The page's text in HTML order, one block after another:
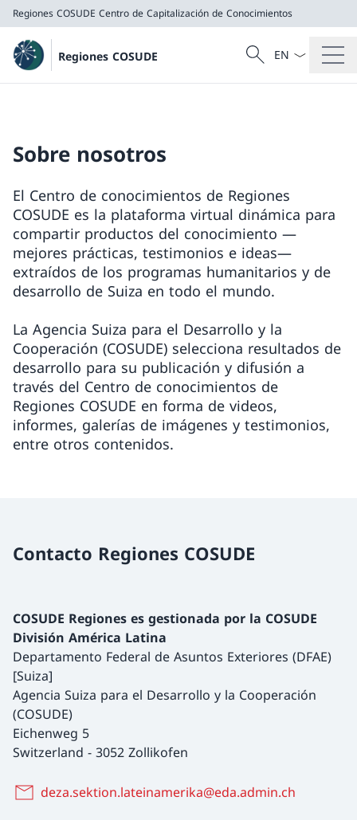
Regiones COSUDE Centro de Capitalización de Conocimientos
Regiones COSUDE
Centro de Capitalización de Conocimientos
Búsqueda
Buscar
Menú
Sobre nosotros
El Centro de conocimientos de Regiones
COSUDE es la plataforma virtual dinámica para
compartir productos del conocimiento —
mejores prácticas, testimonios e ideas—
extraídos de los programas humanitarios y de
desarrollo de Suiza en todo el mundo.
La Agencia Suiza para el Desarrollo y la
Cooperación (COSUDE) selecciona resultados de
desarrollo para su publicación y difusión a
través del Centro de conocimientos de
Regiones COSUDE en forma de videos,
informes, galerías de imágenes y testimonios,
entre otros contenidos.
Contacto Regiones COSUDE
COSUDE Regiones es gestionada por la COSUDE
División América Latina
Departamento Federal de Asuntos Exteriores (DFAE)
[Suiza]
Agencia Suiza para el Desarrollo y la Cooperación
(COSUDE)
Eichenweg 5
Switzerland - 3052 Zollikofen
deza.sektion.lateinamerika@eda.admin.ch